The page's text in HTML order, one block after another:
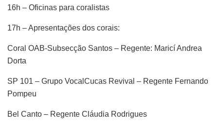
16h – Oficinas para coralistas
17h – Apresentações dos corais:
Coral OAB-Subsecção Santos – Regente: Maricí Andrea
Dorta
SP 101 – Grupo VocalCucas Revival – Regente Fernando
Pompeu
Bel Canto – Regente Cláudia Rodrigues